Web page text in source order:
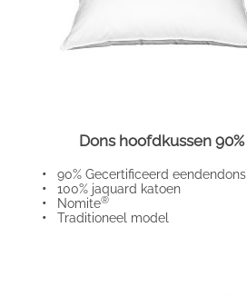
Dons hoofdkussen 90%
• 90% Gecertificeerd eendendons
• 100% jaquard katoen
• Nomite®
• Traditioneel model